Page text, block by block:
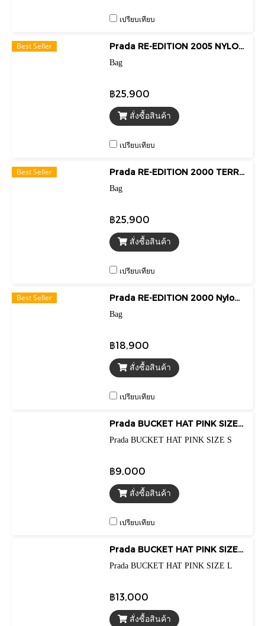
เปรียบเทียบ
Best Seller Prada RE-EDITION 2005 NYLON BROWN SHOULDER BAG
Bag
฿25,900
สั่งซื้อสินค้า
เปรียบเทียบ
Best Seller Prada RE-EDITION 2000 TERRY YELLOW MINI BAG
Bag
฿25,900
สั่งซื้อสินค้า
เปรียบเทียบ
Best Seller Prada RE-EDITION 2000 Nylon Celeste Shoulder Bag
Bag
฿18,900
สั่งซื้อสินค้า
เปรียบเทียบ
Prada BUCKET HAT PINK SIZE S
Prada BUCKET HAT PINK SIZE S
฿9,000
สั่งซื้อสินค้า
เปรียบเทียบ
Prada BUCKET HAT PINK SIZE L
Prada BUCKET HAT PINK SIZE L
฿13,000
สั่งซื้อสินค้า